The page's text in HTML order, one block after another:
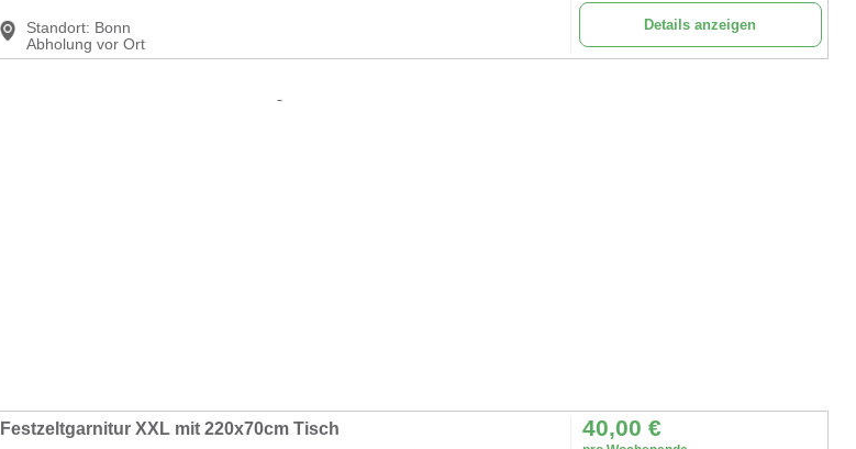
Standort: Bonn
Abholung vor Ort
Details anzeigen
Festzeltgarnitur XXL mit 220x70cm Tisch 40,00 €